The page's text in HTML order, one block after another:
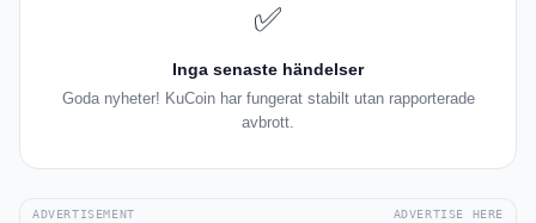
✅
Inga senaste händelser
Goda nyheter! KuCoin har fungerat stabilt utan rapporterade
avbrott.
ADVERTISEMENT ADVERTISE HERE